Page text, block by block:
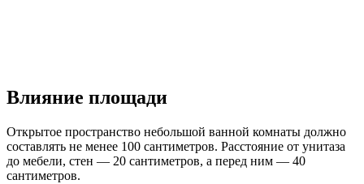
Влияние площади
Открытое пространство небольшой ванной комнаты должно
составлять не менее 100 сантиметров. Расстояние от унитаза
до мебели, стен — 20 сантиметров, а перед ним — 40
сантиметров.